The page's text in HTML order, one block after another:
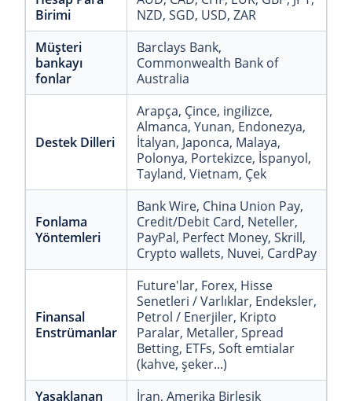
Birimi
NZD, SGD, USD, ZAR
Müşteri
bankayı
fonlar
Barclays Bank,
Commonwealth Bank of
Australia
Destek Dilleri
Arapça, Çince, ingilizce,
Almanca, Yunan, Endonezya,
İtalyan, Japonca, Malaya,
Polonya, Portekizce, İspanyol,
Tayland, Vietnam, Çek
Fonlama
Yöntemleri
Bank Wire, China Union Pay,
Credit/Debit Card, Neteller,
PayPal, Perfect Money, Skrill,
Crypto wallets, Nuvei, CardPay
Finansal
Enstrümanlar
Future'lar, Forex, Hisse
Senetleri / Varlıklar, Endeksler,
Petrol / Enerjiler, Kripto
Paralar, Metaller, Spread
Betting, ETFs, Soft emtialar
(kahve, şeker...)
Yasaklanan
İran, Amerika Birleşik